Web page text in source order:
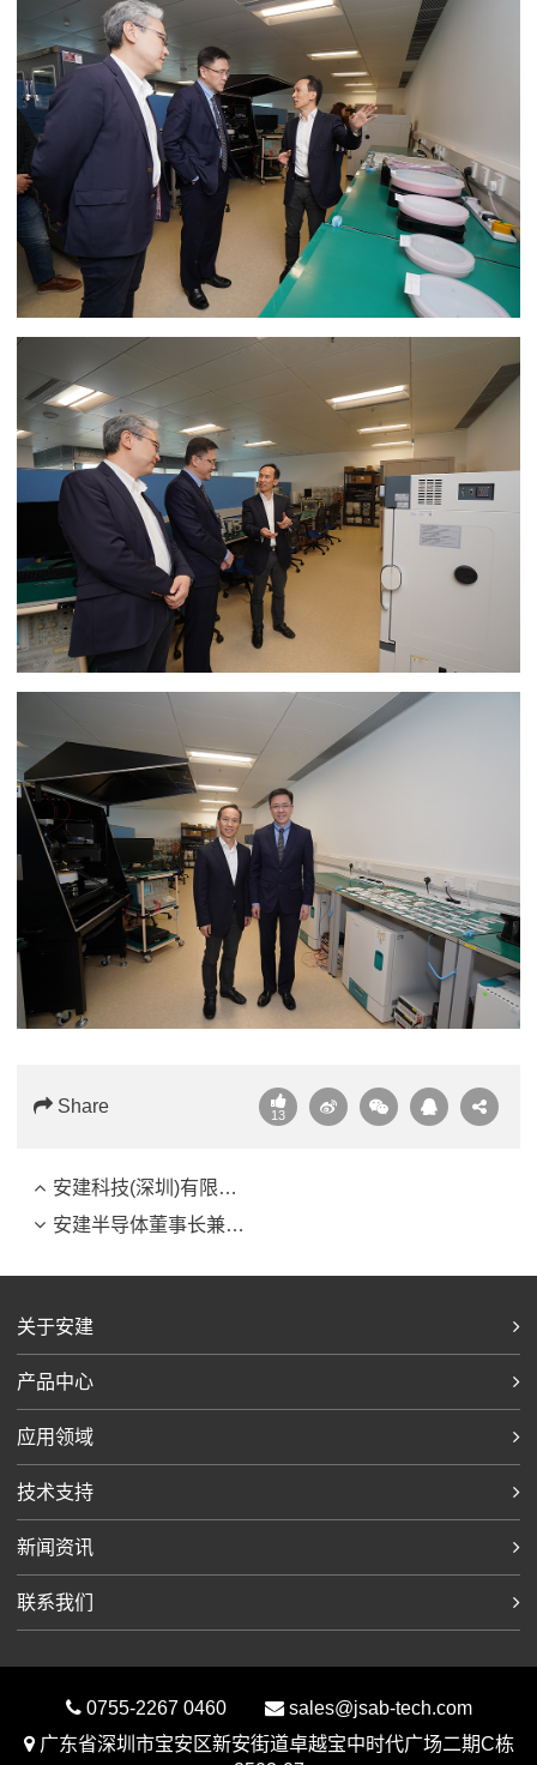
Share 13
安建科技(深圳)有限公司集团始创人单建安教授获颁发十大优秀企业家奖
安建半导体董事长兼总裁单建安教授受邀出席第35届ISPSD峰会
关于安建
产品中心
应用领域
技术支持
新闻资讯
联系我们
0755-2267 0460
sales@jsab-tech.com
广东省深圳市宝安区新安街道卓越宝中时代广场二期C栋